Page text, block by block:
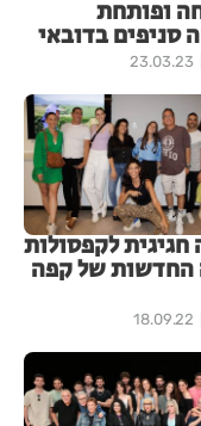
ופותחת
סניפים בדובאי
23.03.23
לקפסולות
של קפה
18.09.22